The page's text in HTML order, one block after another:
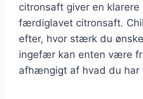
citronsaft giver en klarere
færdiglavet citronsaft.
efter, hvor stærk du
ingefær kan enten være
afhængigt af hvad du